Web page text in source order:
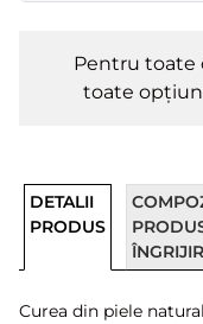
Pentru toate
toate
DETALII
PRODUS
Curea din piele